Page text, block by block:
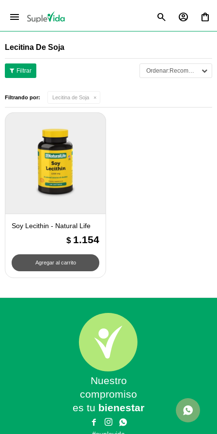
menu
Lecitina De Soja
Recomendados
Filtrando por: Lecitina de Soja
Soy Lecithin - Natural Life
$ 1.154
Nuestro
compromiso
es tu bienestar
 
